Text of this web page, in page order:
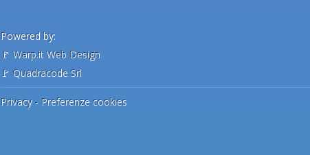
Powered by:
🚩Warp.it Web Design
🚩 Quadracode Srl
Privacy - Preferenze cookies